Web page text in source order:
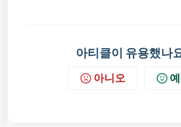
아티클이 유용했나
아니오 예